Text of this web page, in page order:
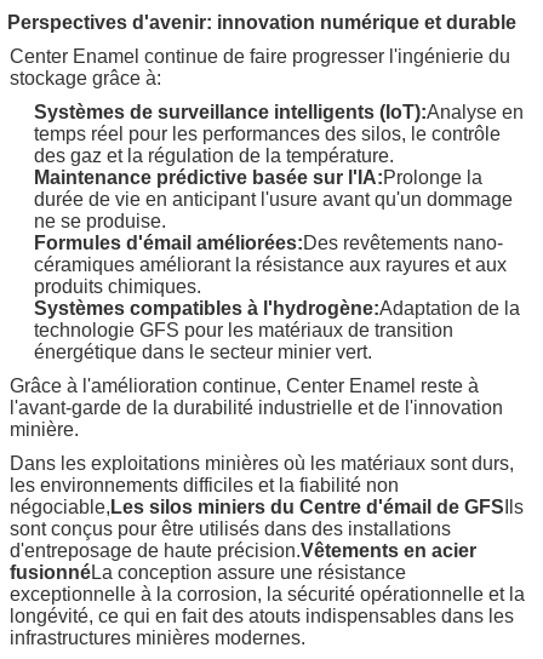
Perspectives d'avenir: innovation numérique et durable
Center Enamel continue de faire progresser l'ingénierie du
stockage grâce à:
Systèmes de surveillance intelligents (IoT):Analyse en
temps réel pour les performances des silos, le contrôle
des gaz et la régulation de la température.
Maintenance prédictive basée sur l'IA:Prolonge la
durée de vie en anticipant l'usure avant qu'un dommage
ne se produise.
Formules d'émail améliorées:Des revêtements nano-
céramiques améliorant la résistance aux rayures et aux
produits chimiques.
Systèmes compatibles à l'hydrogène:Adaptation de la
technologie GFS pour les matériaux de transition
énergétique dans le secteur minier vert.
Grâce à l'amélioration continue, Center Enamel reste à
l'avant-garde de la durabilité industrielle et de l'innovation
minière.
Dans les exploitations minières où les matériaux sont durs,
les environnements difficiles et la fiabilité non
négociable, Les silos miniers du Centre d'émail de GFS Ils
sont conçus pour être utilisés dans des installations
d'entreposage de haute précision.Vêtements en acier
fusionnéLa conception assure une résistance
exceptionnelle à la corrosion, la sécurité opérationnelle et la
longévité, ce qui en fait des atouts indispensables dans les
infrastructures minières modernes.